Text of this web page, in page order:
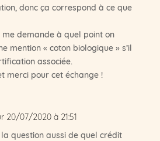
donc ça correspond à ce que
me demande à quel point on
mention « coton biologique » s’il
associée.
merci pour cet échange !
20/07/2020 à 21:51
question aussi de quel crédit